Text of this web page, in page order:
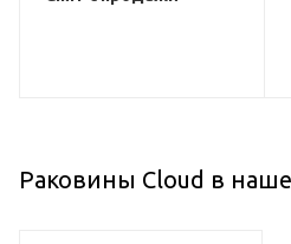
Раковины Cloud в